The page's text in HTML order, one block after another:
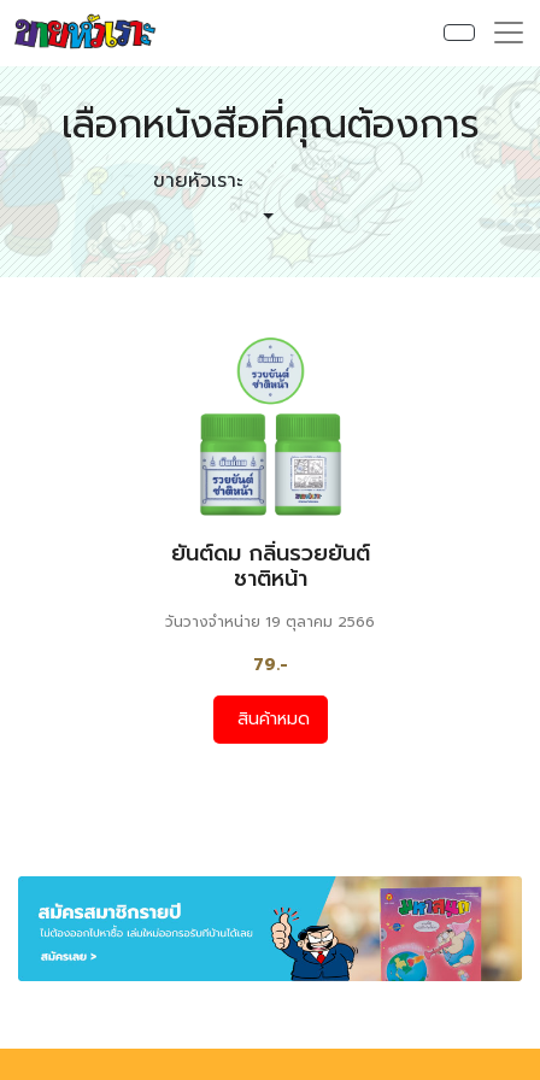
เลือกหนังสือที่คุณต้องการ
ขายหัวเราะ
ยันต์ดม กลิ่นรวยยันต์
ชาติหน้า
วันวางจำหน่าย 19 ตุลาคม 2566
79.-
สินค้าหมด